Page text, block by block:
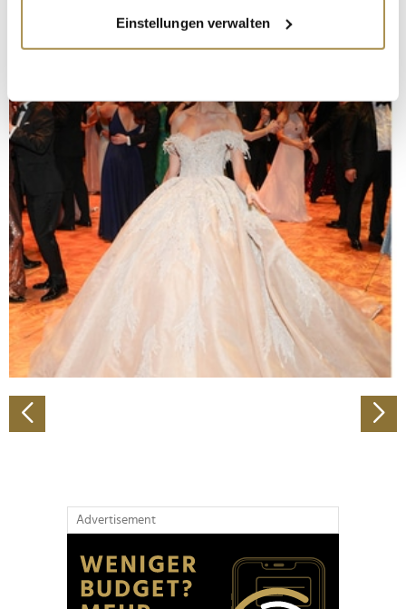
Informationen über Ihre geografische Lage
erfassen, welche bis auf einige Meter genau sein
bestimmten Merkmalen (Fingerprinting) identifizieren
Erfahren Sie mehr darüber, wie Ihre persönlichen Daten
verarbeitet werden, und legen Sie Ihre Präferenzen im
Abschnitt Einzelheitenfest.
Wir verwenden Cookies, um Inhalte und Anzeigen zu
personalisieren, Funktionen für soziale Medien anbieten
zu können und die Zugriffe auf unsere Website zu
analysieren. Außerdem geben wir Informationen zu Ihrer
Verwendung unserer Website an unsere Partner für
soziale Medien, Werbung und Analysen weiter. Unsere
Partner führen diese Informationen möglicherweise mit
haben oder die sie im Rahmen Ihrer Nutzung der Dienste
gesammelt haben.
Einstellungen verwalten
Advertisement